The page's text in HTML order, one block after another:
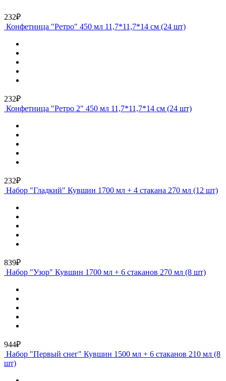
232₽
Конфетница "Ретро" 450 мл 11,7*11,7*14 см (24 шт)
232₽
Конфетница "Ретро 2" 450 мл 11,7*11,7*14 см (24 шт)
232₽
Набор "Гладкий" Кувшин 1700 мл + 4 стакана 270 мл (12 шт)
839₽
Набор "Узор" Кувшин 1700 мл + 6 стаканов 270 мл (8 шт)
944₽
Набор "Первый снег" Кувшин 1500 мл + 6 стаканов 210 мл (8
шт)